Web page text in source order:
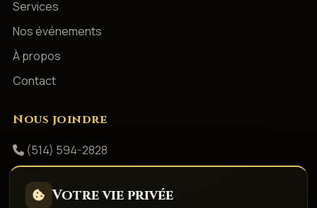
Services
Nos événements
À propos
Contact
Nous joindre
(514) 594-2828
Facebook
Votre vie privée